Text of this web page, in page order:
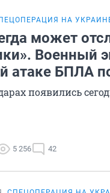
НА
может
Военный
атаке БПЛА
появились
5 256 42